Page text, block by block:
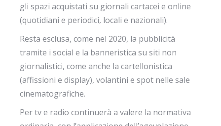
gli spazi acquistati su giornali cartacei e online
(quotidiani e periodici, locali e nazionali).
Resta esclusa, come nel 2020, la pubblicità
tramite i social e la banneristica su siti non
giornalistici, come anche la cartellonistica
(affissioni e display), volantini e spot nelle sale
cinematografiche.
Per tv e radio continuerà a valere la normativa